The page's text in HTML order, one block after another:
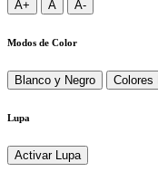
A+ A A-
Modos de Color
Blanco y Negro
Lupa
Activar Lupa